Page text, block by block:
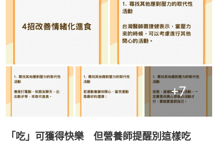
+7
「吃」可獲得快樂 但營養師提醒別這樣吃